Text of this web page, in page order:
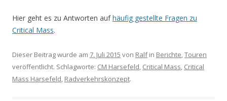
Hier geht es zu Antworten aufhäufig gestellte Fragen zu
Critical Mass.
Dieser Beitrag wurde am 7. Juli 2015 von Ralfin Berichte,Touren
veröffentlicht. Schlagworte: CM Harsefeld, Critical Mass, Critical
Mass Harsefeld, Radverkehrskonzept.